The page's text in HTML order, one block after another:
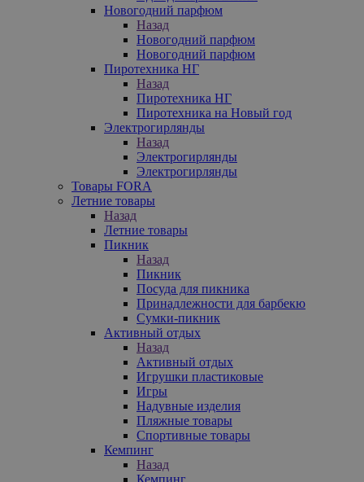
Новогодний парфюм
Назад
Новогодний парфюм
Новогодний парфюм
Пиротехника НГ
Назад
Пиротехника НГ
Пиротехника на Новый год
Электрогирлянды
Назад
Электрогирлянды
Электрогирлянды
Товары FORA
Летние товары
Назад
Летние товары
Пикник
Назад
Пикник
Посуда для пикника
Принадлежности для барбекю
Сумки-пикник
Активный отдых
Назад
Активный отдых
Игрушки пластиковые
Игры
Надувные изделия
Пляжные товары
Спортивные товары
Кемпинг
Назад
Кемпинг